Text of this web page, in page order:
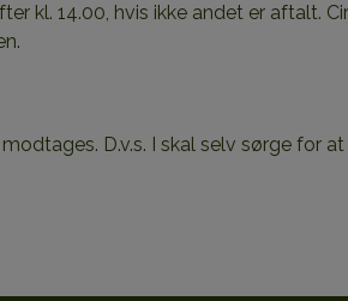
kl. 14.00, hvis ikke andet er aftalt.
D.v.s. I skal selv sørge for